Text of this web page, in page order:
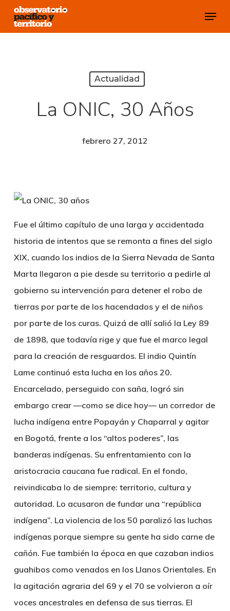
Skip
Menu
Actualidad
La ONIC, 30 Años
febrero 27, 2012
Fue el último capítulo de una larga y accidentada
historia de intentos que se remonta a fines del siglo
XIX, cuando los indios de la Sierra Nevada de Santa
Marta llegaron a pie desde su territorio a pedirle al
gobierno su intervención para detener el robo de
tierras por parte de los hacendados y el de niños
por parte de los curas. Quizá de allí salió la Ley 89
de 1898, que todavía rige y que fue el marco legal
para la creación de resguardos. El indio Quintín
Lame continuó esta lucha en los años 20.
Encarcelado, perseguido con saña, logró sin
embargo crear —como se dice hoy— un corredor de
lucha indígena entre Popayán y Chaparral y agitar
en Bogotá, frente a los “altos poderes”, las
banderas indígenas. Su enfrentamiento con la
aristocracia caucana fue radical. En el fondo,
reivindicaba lo de siempre: territorio, cultura y
autoridad. Lo acusaron de fundar una “república
indígena”. La violencia de los 50 paralizó las luchas
indígenas porque siempre su gente ha sido carne de
cañón. Fue también la época en que cazaban indios
guahibos como venados en los Llanos Orientales. En
la agitación agraria del 69 y el 70 se volvieron a oír
voces ancestrales en defensa de sus tierras. El
Close